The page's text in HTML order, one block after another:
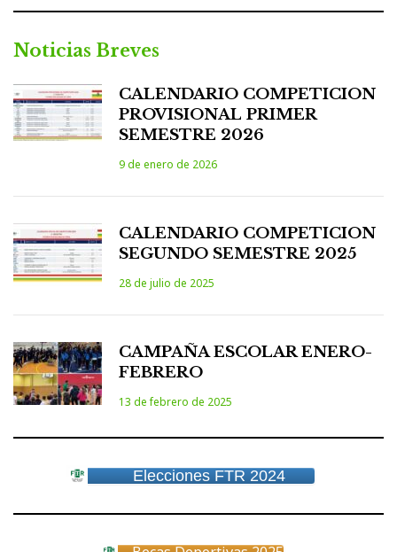
Noticias Breves
CALENDARIO COMPETICION
PROVISIONAL PRIMER
SEMESTRE 2026
9 de enero de 2026
CALENDARIO COMPETICION
SEGUNDO SEMESTRE 2025
28 de julio de 2025
CAMPAÑA ESCOLAR ENERO-
FEBRERO
13 de febrero de 2025
Elecciones FTR 2024